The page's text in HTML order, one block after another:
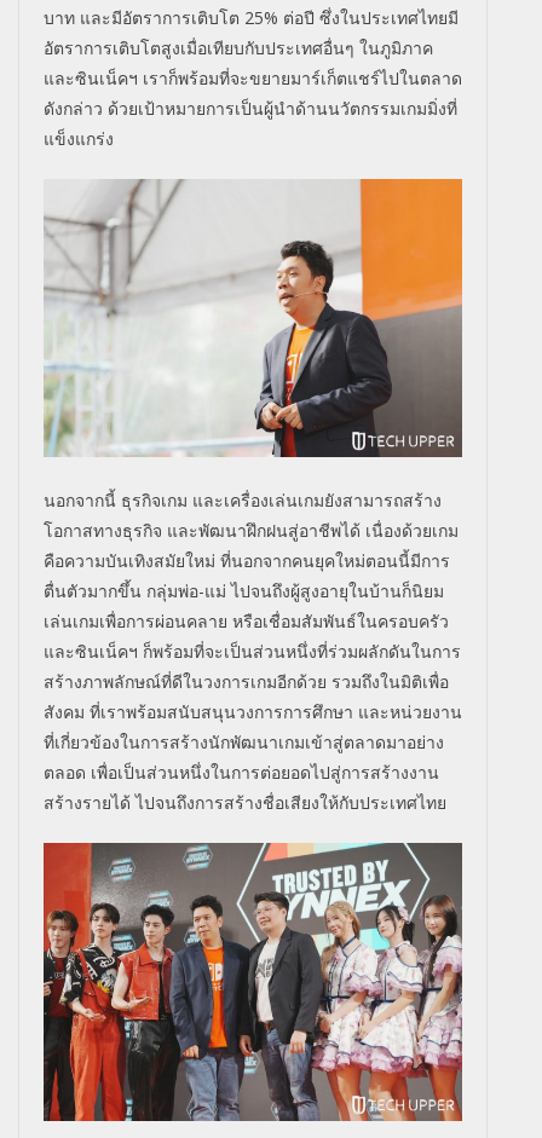
บาท และมีอัตราการเติบโต 25% ต่อปี ซึ่งในประเทศไทยมี
อัตราการเติบโตสูงเมื่อเทียบกับประเทศอื่นๆ ในภูมิภาค
และซินเน็คฯ เราก็พร้อมที่จะขยายมาร์เก็ตแชร์ไปในตลาด
ดังกล่าว ด้วยเป้าหมายการเป็นผู้นำด้านนวัตกรรมเกมมิ่งที่
แข็งแกร่ง
นอกจากนี้ ธุรกิจเกม และเครื่องเล่นเกมยังสามารถสร้าง
โอกาสทางธุรกิจ และพัฒนาฝึกฝนสู่อาชีพได้ เนื่องด้วยเกม
คือความบันเทิงสมัยใหม่ ที่นอกจากคนยุคใหม่ตอนนี้มีการ
ตื่นตัวมากขึ้น กลุ่มพ่อ-แม่ ไปจนถึงผู้สูงอายุในบ้านก็นิยม
เล่นเกมเพื่อการผ่อนคลาย หรือเชื่อมสัมพันธ์ในครอบครัว
และซินเน็คฯ ก็พร้อมที่จะเป็นส่วนหนึ่งที่ร่วมผลักดันในการ
สร้างภาพลักษณ์ที่ดีในวงการเกมอีกด้วย รวมถึงในมิติเพื่อ
สังคม ที่เราพร้อมสนับสนุนวงการการศึกษา และหน่วยงาน
ที่เกี่ยวข้องในการสร้างนักพัฒนาเกมเข้าสู่ตลาดมาอย่าง
ตลอด เพื่อเป็นส่วนหนึ่งในการต่อยอดไปสู่การสร้างงาน
สร้างรายได้ ไปจนถึงการสร้างชื่อเสียงให้กับประเทศไทย